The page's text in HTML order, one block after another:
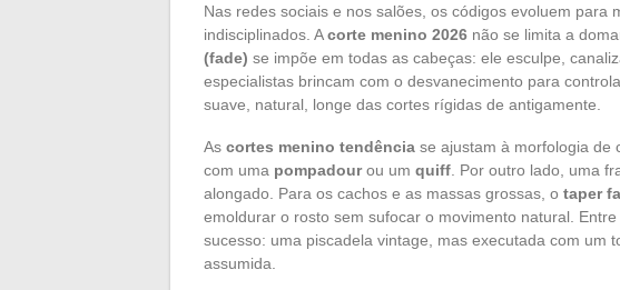
Nas redes sociais e nos salões, os códigos evoluem para
indisciplinados. Acorte menino 2026 não se limita a
(fade) se impõe em todas as cabeças: ele esculpe,
especialistas brincam com o desvanecimento para
suave, natural, longe das cortes rígidas de antigamente.
As cortes menino tendência se ajustam à morfologia de
com uma pompadourou um quiff . Por outro lado, uma
alongado. Para os cachos e as massas grossas, o taper
emoldurar o rosto sem sufocar o movimento natural.
sucesso: uma piscadela vintage, mas executada com um
assumida.